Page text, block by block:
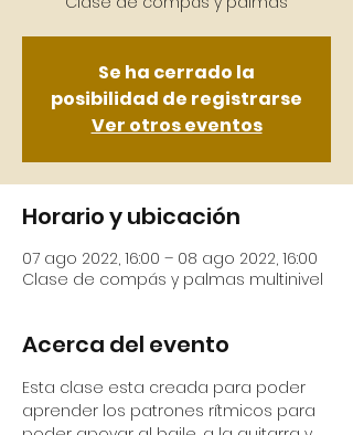
Se ha cerrado la
posibilidad de registrarse
Ver otros eventos
Horario y ubicación
07 ago 2022, 16:00 – 08 ago 2022, 16:00
Clase de compás y palmas multinivel
Acerca del evento
Esta clase esta creada para poder
aprender los patrones rítmicos para